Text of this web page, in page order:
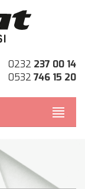
0232 237 00 14
0532 746 15 20